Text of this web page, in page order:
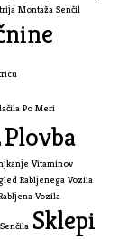
Montaža Senčil
Po Meri
Plovba
Vitaminov
Rabljenega Vozila
Vozila
Senčila Sklepi